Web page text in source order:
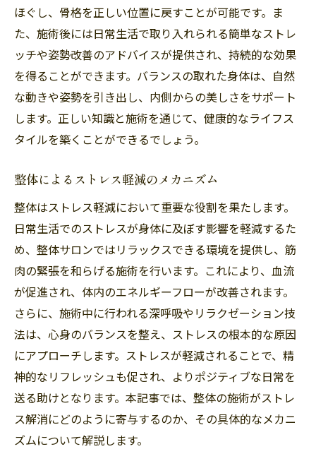
整体と病院どちらを選ぶべきか
病院と整体サロンの一貫したケアの重要性
整体と病院の併用による健康増進
日常生活での整体の効果を最大限に引き出す方
法
日常的にできる姿勢改善のコツ
整体施術後の効果を持続させる習慣
日常生活に取り入れるリラクゼーション法
食生活と整体の相乗効果
整体の効果を高めるための生活習慣
整体サロンの施術が精神的リフレッシュを促す
理由
整体によるリラクゼーション効果
心身のバランスを整える整体の魅力
整体がもたらすメンタルヘルスへの影響
ストレス社会における整体の役割
整体で得られる心の安定
整体施術後の爽快感を感じる理由
ほぐし、骨格を正しい位置に戻すことが可能です。ま
た、施術後には日常生活で取り入れられる簡単なストレ
ッチや姿勢改善のアドバイスが提供され、持続的な効果
を得ることができます。バランスの取れた身体は、自然
な動きや姿勢を引き出し、内側からの美しさをサポート
します。正しい知識と施術を通じて、健康的なライフス
タイルを築くことができるでしょう。
整体によるストレス軽減のメカニズム
整体はストレス軽減において重要な役割を果たします。
日常生活でのストレスが身体に及ぼす影響を軽減するた
め、整体サロンではリラックスできる環境を提供し、筋
肉の緊張を和らげる施術を行います。これにより、血流
が促進され、体内のエネルギーフローが改善されます。
さらに、施術中に行われる深呼吸やリラクゼーション技
法は、心身のバランスを整え、ストレスの根本的な原因
にアプローチします。ストレスが軽減されることで、精
神的なリフレッシュも促され、よりポジティブな日常を
送る助けとなります。本記事では、整体の施術がストレ
ス解消にどのように寄与するのか、その具体的なメカニ
ズムについて解説します。